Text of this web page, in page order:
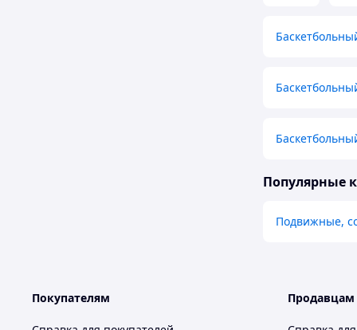
Популярные
Подвижные,
Покупателям Продавцам